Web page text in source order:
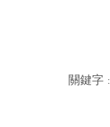
關鍵字 :